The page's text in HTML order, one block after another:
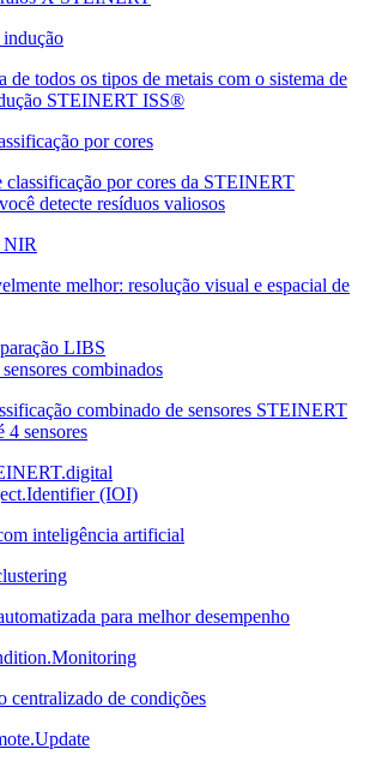
indução
de todos os tipos de metais com o sistema de
STEINERT ISS®
por cores
classificação por cores da STEINERT
detecte resíduos valiosos
NIR
melhor: resolução visual e espacial de
LIBS
combinados
combinado de sensores STEINERT
4 sensores
(IOI)
inteligência artificial
para melhor desempenho
centralizado de condições